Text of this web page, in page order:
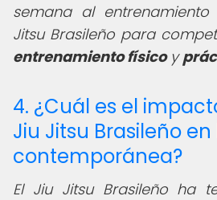
semana al
Jitsu Brasileño para
entrenamiento físicoy
4. ¿Cuál es el
Jiu Jitsu Brasileño
contemporánea?
El Jiu Jitsu Brasileño ha